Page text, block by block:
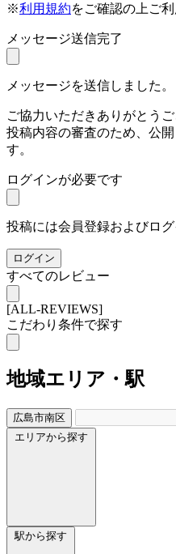
※利用規約をご確認の上ご
メッセージ送信完了
メッセージを送信しました。
ご協力いただきありがとうご
投稿内容の審査のため、公
す。
ログインが必要です
投稿には会員登録およびロ
ログイン
すべてのレビュー
[ALL-REVIEWS]
こだわり条件で探す
地域エリア・駅
広島市南区
エリアから探す
駅から探す